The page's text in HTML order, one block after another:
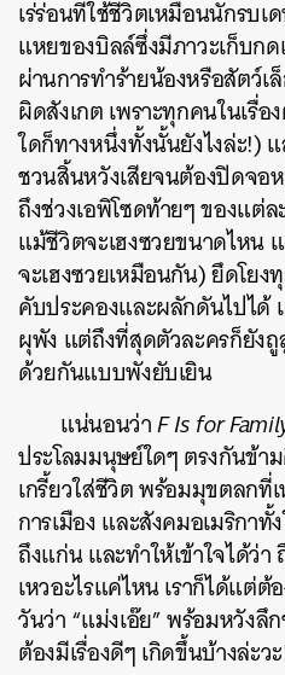
เร่ร่อนที่ใช้ชีวิตเหมือนนักรบ
แหยของบิลล์ซึ่งมีภาวะเก็บก
ผ่านการทำร้ายน้องหรือสัตว์
ผิดสังเกต เพราะทุกคนในเรื่อ
ใดก็ทางหนึ่งทั้งนั้นยังไงล่ะ!)
ชวนสิ้นหวังเสียจนต้องปิดจอห
ถึงช่วงเอพิโซดท้ายๆ ของแต่
แม้ชีวิตจะเฮงซวยขนาดไหน
จะเฮงซวยเหมือนกัน) ยึดโยง
คับประคองและผลักดันไปไ
ผุพัง แต่ถึงที่สุดตัวละครก็ยัง
ด้วยกันแบบพังยับเยิน
แน่นอนว่าF Is for
ประโลมมนุษย์ใดๆ ตรงกันข้า
เกรี้ยวใส่ชีวิต พร้อมมุขตลกที่
การเมือง และสังคมอเมริกา
ถึงแก่น และทำให้เข้าใจได้ว่
เหวอะไรแค่ไหน เราก็ได้แต่
วันว่า “แม่งเอ๊ย” พร้อมหวัง
ต้องมีเรื่องดีๆ เกิดขึ้นบ้างล่ะว